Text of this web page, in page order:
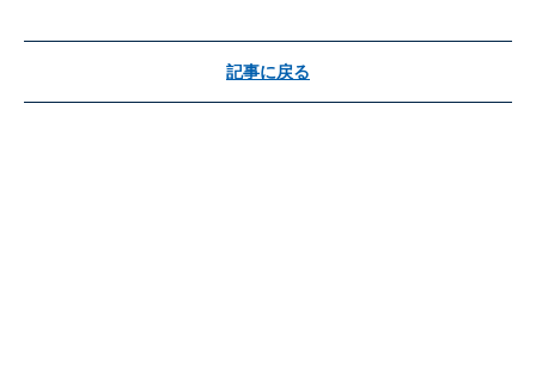
記事に戻る